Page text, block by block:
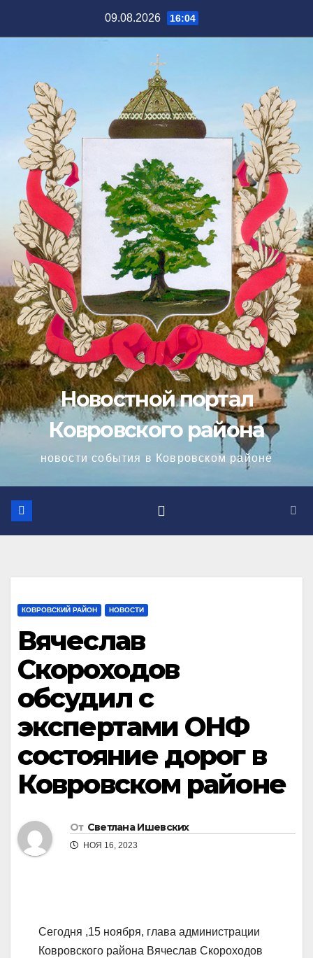
09.08.2026 16:04
Новостной портал
Ковровского района
новости события в Ковровском районе
КОВРОВСКИЙ РАЙОН НОВОСТИ
Вячеслав
Скороходов
обсудил с
экспертами ОНФ
состояние дорог в
Ковровском районе
От Светлана Ишевских
НОЯ 16, 2023
Сегодня ,15 ноября, глава администрации
Ковровского района Вячеслав Скороходов